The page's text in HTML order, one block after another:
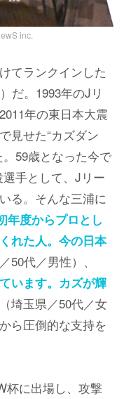
inc.
てランクインした
）だ。1993年のJリ
年の東日本大震
見せた“カズダン
59歳となった今で
手として、Jリー
る。そんな三浦に
年度からプロとし
れた人。今の日本
50代／男性）、
います。カズが輝
（埼玉県／50代／女
ら圧倒的な支持を
杯に出場し、攻撃